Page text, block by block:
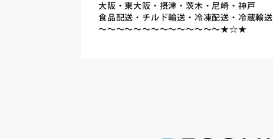
大阪・東大阪・摂津・茨木・尼崎・神戸
食品配送・チルド輸送・冷凍配送・冷蔵輸送
～～～～～～～～～～～～～～★☆★